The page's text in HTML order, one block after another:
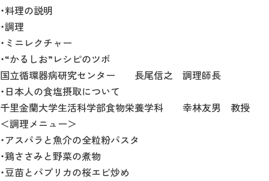
・料理の説明
・調理
・ミニレクチャー
・“かるしお”レシピのツボ
国立循環器病研究センター 長尾信之 調理師長
・日本人の食塩摂取について
千里金蘭大学生活科学部食物栄養学科 幸林友男 教授
＜調理メニュー＞
・アスパラと魚介の全粒粉パスタ
・鶏ささみと野菜の煮物
・豆苗とパプリカの桜エビ炒め